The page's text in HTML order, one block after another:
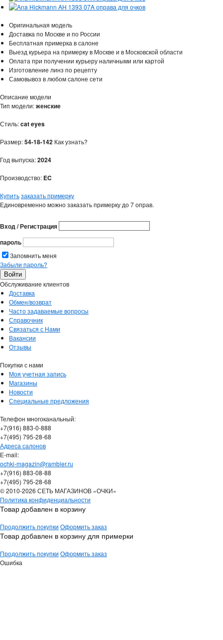
Оригинальная модель
Доставка по Москве и по России
Бесплатная примерка в салоне
Выезд курьера на примерку в Москве и в Московской области
Оплата при получении курьеру наличными или картой
Изготовление линз по рецепту
Самовывоз в любом салоне сети
Описание модели
Тип модели:женские
Стиль:cat eyes
Размер:54-18-142 Как узнать?
Год выпуска:2024
Производство: EC
Купитьзаказать примерку
Единовременно можно заказать примерку до 7 оправ.
Вход / Регистрация
пароль
Запомнить меня
Забыли пароль?
Обслуживание клиентов
Доставка
Обмен/возврат
Часто задаваемые вопросы
Справочник
Связаться с Нами
Вакансии
Отзывы
Покупки с нами
Моя учетная запись
Магазины
Новости
Специальные предложения
Телефон многоканальный:
+7(916) 883-0-888
+7(495) 795-28-68
Адреса салонов
Е-mail:
ochki-magazin@rambler.ru
+7(916) 883-08-88
+7(495) 795-28-68
© 2010-2026 СЕТЬ МАГАЗИНОВ «ОЧКИ»
Политика конфиденциальности
Товар добавлен в корзину
Продолжить покупки Оформить заказ
Товар добавлен в корзину для примерки
Продолжить покупки Оформить заказ
Ошибка